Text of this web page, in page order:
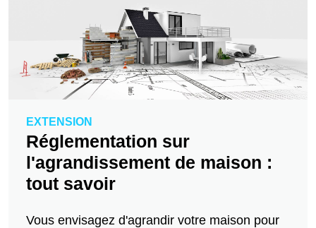
EXTENSION
Réglementation sur
l'agrandissement de maison :
tout savoir
Vous envisagez d'agrandir votre maison pour